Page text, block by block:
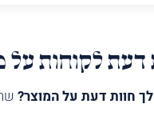
דעת לקוחות על
חוות דעת על המוצר?